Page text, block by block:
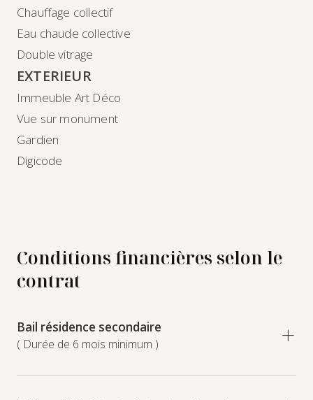
Chauffage collectif
Eau chaude collective
Double vitrage
EXTERIEUR
Immeuble Art Déco
Vue sur monument
Gardien
Digicode
Conditions financières selon le
contrat
Bail résidence secondaire
( Durée de 6 mois minimum )